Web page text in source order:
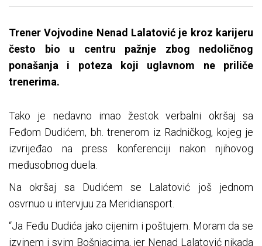
Trener Vojvodine Nenad Lalatović je kroz karijeru
često bio u centru pažnje zbog nedoličnog
ponašanja i poteza koji uglavnom ne priliče
trenerima.
Tako je nedavno imao žestok verbalni okršaj sa
Feđom Dudićem, bh. trenerom iz Radničkog, kojeg je
izvrijeđao na press konferenciji nakon njihovog
međusobnog duela.
Na okršaj sa Dudićem se Lalatović još jednom
osvrnuo u intervjuu za Meridiansport.
“Ja Feđu Dudića jako cijenim i poštujem. Moram da se
izvinem i svim Bošnjacima, jer Nenad Lalatović nikada